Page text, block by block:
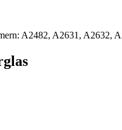
A2482, A2631,